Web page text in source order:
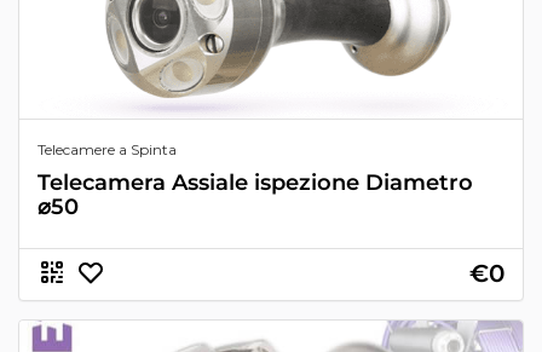
Telecamere a Spinta
Telecamera Assiale ispezione Diametro
⌀50
€0